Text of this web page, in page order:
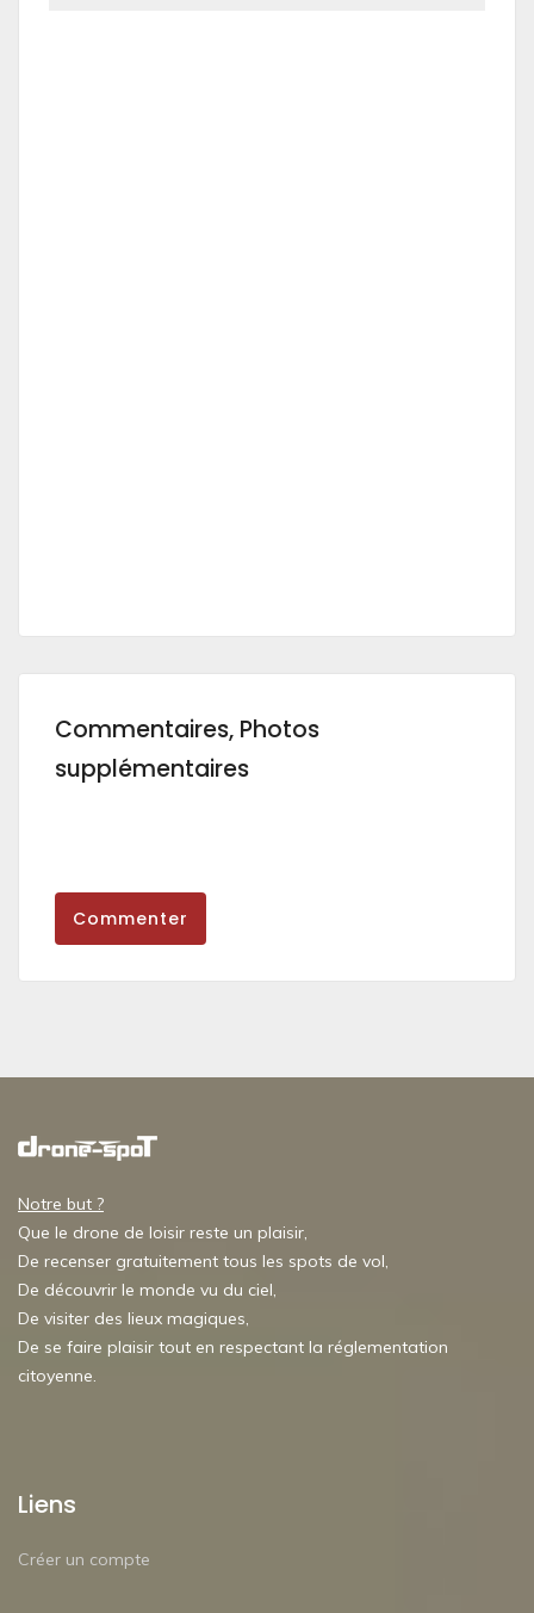
Commentaires, Photos
supplémentaires
Commenter
Notre but ?
Que le drone de loisir reste un plaisir,
De recenser gratuitement tous les spots de vol,
De découvrir le monde vu du ciel,
De visiter des lieux magiques,
De se faire plaisir tout en respectant la réglementation
citoyenne.
Liens
Créer un compte